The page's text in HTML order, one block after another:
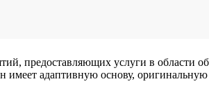
предоставляющих услуги в области
имеет адаптивную основу,